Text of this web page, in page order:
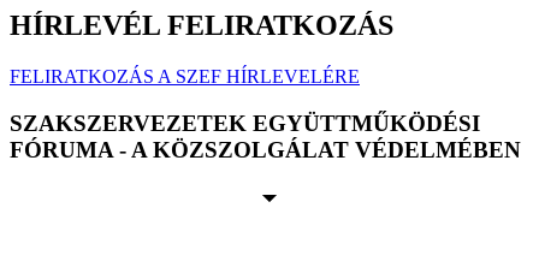
HÍRLEVÉL FELIRATKOZÁS
FELIRATKOZÁS A SZEF HÍRLEVELÉRE
SZAKSZERVEZETEK EGYÜTTMŰKÖDÉSI
FÓRUMA - A KÖZSZOLGÁLAT VÉDELMÉBEN